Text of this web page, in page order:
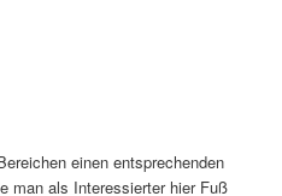
einen entsprechenden
man als Interessierter hier Fuß